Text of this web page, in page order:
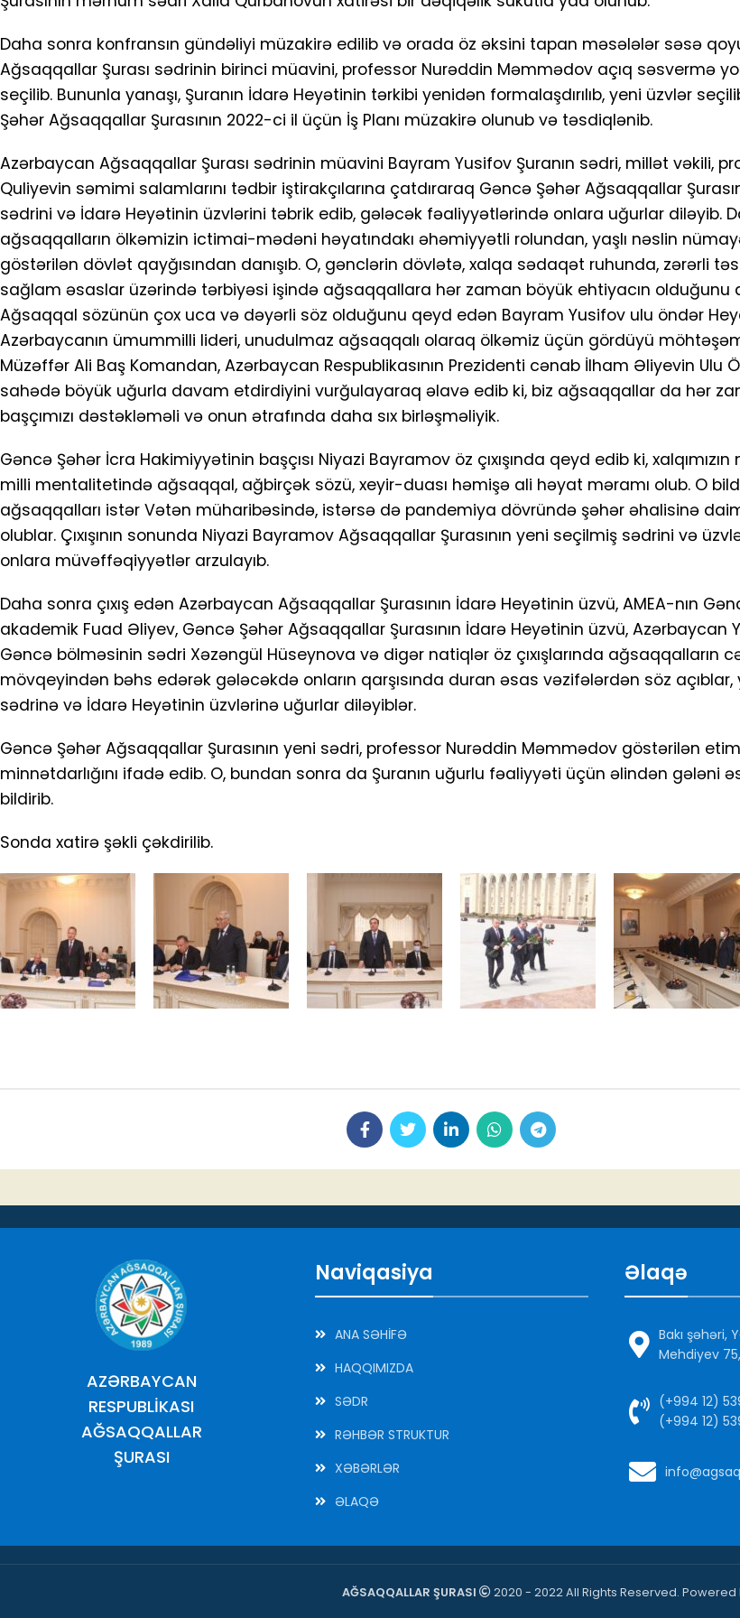
Daha sonra konfransın gündəliyi müzakirə edilib və orada öz əksini tapan məsələlər səsə
Ağsaqqallar Şurası sədrinin birinci müavini, professor Nurəddin Məmmədov açıq səsvermə
seçilib. Bununla yanaşı, Şuranın İdarə Heyətinin tərkibi yenidən formalaşdırılıb, yeni üzvlər
Şəhər Ağsaqqallar Şurasının 2022-ci il üçün İş Planı müzakirə olunub və təsdiqlənib.
Azərbaycan Ağsaqqallar Şurası sədrinin müavini Bayram Yusifov Şuranın sədri, millət vəkili,
Quliyevin səmimi salamlarını tədbir iştirakçılarına çatdıraraq Gəncə Şəhər Ağsaqqallar
sədrini və İdarə Heyətinin üzvlərini təbrik edib, gələcək fəaliyyətlərində onlara uğurlar diləyib.
ağsaqqalların ölkəmizin ictimai-mədəni həyatındakı əhəmiyyətli rolundan, yaşlı nəslin
göstərilən dövlət qayğısından danışıb. O, gənclərin dövlətə, xalqa sədaqət ruhunda, zərərli
sağlam əsaslar üzərində tərbiyəsi işində ağsaqqallara hər zaman böyük ehtiyacın olduğunu
Ağsaqqal sözünün çox uca və dəyərli söz olduğunu qeyd edən Bayram Yusifov ulu öndər
Azərbaycanın ümummilli lideri, unudulmaz ağsaqqalı olaraq ölkəmiz üçün gördüyü
Müzəffər Ali Baş Komandan, Azərbaycan Respublikasının Prezidenti cənab İlham Əliyevin Ulu
sahədə böyük uğurla davam etdirdiyini vurğulayaraq əlavə edib ki, biz ağsaqqallar da hər
başçımızı dəstəkləməli və onun ətrafında daha sıx birləşməliyik.
Gəncə Şəhər İcra Hakimiyyətinin başçısı Niyazi Bayramov öz çıxışında qeyd edib ki,
milli mentalitetində ağsaqqal, ağbirçək sözü, xeyir-duası həmişə ali həyat məramı olub. O
ağsaqqalları istər Vətən müharibəsində, istərsə də pandemiya dövründə şəhər əhalisinə
olublar. Çıxışının sonunda Niyazi Bayramov Ağsaqqallar Şurasının yeni seçilmiş sədrini və
onlara müvəffəqiyyətlər arzulayıb.
Daha sonra çıxış edən Azərbaycan Ağsaqqallar Şurasının İdarə Heyətinin üzvü, AMEA-nın
akademik Fuad Əliyev, Gəncə Şəhər Ağsaqqallar Şurasının İdarə Heyətinin üzvü, Azərbaycan
Gəncə bölməsinin sədri Xəzəngül Hüseynova və digər natiqlər öz çıxışlarında ağsaqqalların
mövqeyindən bəhs edərək gələcəkdə onların qarşısında duran əsas vəzifələrdən söz açıblar,
sədrinə və İdarə Heyətinin üzvlərinə uğurlar diləyiblər.
Gəncə Şəhər Ağsaqqallar Şurasının yeni sədri, professor Nurəddin Məmmədov göstərilən
minnətdarlığını ifadə edib. O, bundan sonra da Şuranın uğurlu fəaliyyəti üçün əlindən gələni
bildirib.
Sonda xatirə şəkli çəkdirilib.
AZƏRBAYCAN
RESPUBLİKASI
AĞSAQQALLAR
ŞURASI
Naviqasiya
ANA SƏHİFƏ
HAQQIMIZDA
SƏDR
RƏHBƏR STRUKTUR
XƏBƏRLƏR
ƏLAQƏ
Əlaqə
Bakı şəhəri,
Mehdiyev 75,
(+994 12)
(+994 12)
AĞSAQQALLAR ŞURASI 2020 - 2022 All Rights Reserved.